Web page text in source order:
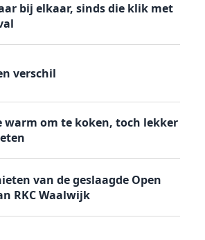
bij elkaar, sinds die klik met
verschil
warm om te koken, toch lekker
van de geslaagde Open
RKC Waalwijk